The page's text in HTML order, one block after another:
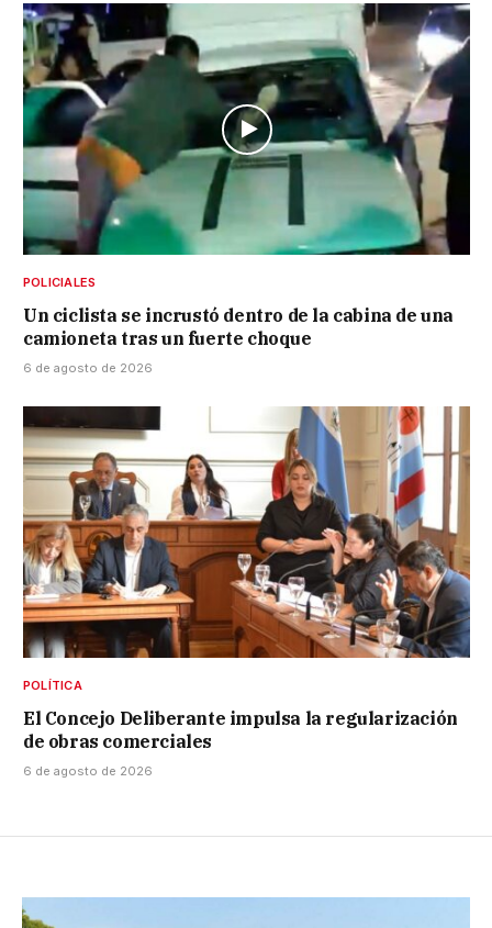
POLICIALES
Un ciclista se incrustó dentro de la cabina de una
camioneta tras un fuerte choque
6 de agosto de 2026
POLÍTICA
El Concejo Deliberante impulsa la regularización
de obras comerciales
6 de agosto de 2026